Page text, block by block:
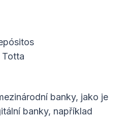
Totta
banky, jako je
banky, například